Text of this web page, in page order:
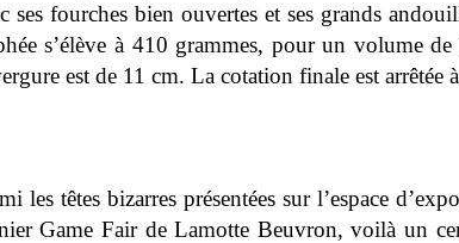
ses fourches bien ouvertes et ses grands
s’élève à 410 grammes, pour un volume
est de 11 cm. La cotation finale est arrêtée
les têtes bizarres présentées sur l’espace
Game Fair de Lamotte Beuvron, voilà un